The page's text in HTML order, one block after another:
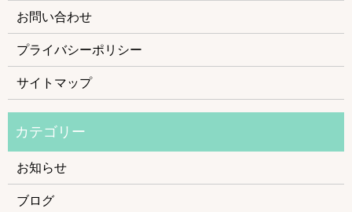
お問い合わせ
プライバシーポリシー
サイトマップ
お知らせ
ブログ